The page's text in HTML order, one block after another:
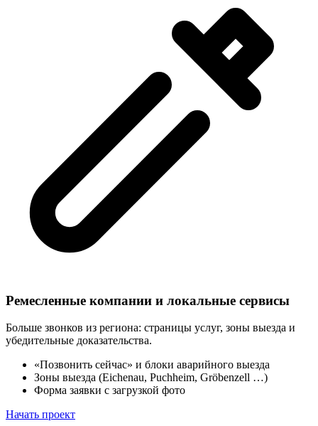
Ремесленные компании и локальные сервисы
Больше звонков из региона: страницы услуг, зоны выезда и
убедительные доказательства.
«Позвонить сейчас» и блоки аварийного выезда
Зоны выезда (Eichenau, Puchheim, Gröbenzell …)
Форма заявки с загрузкой фото
Начать проект